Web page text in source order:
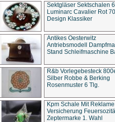
Sektgläser Sektschalen
Luminarc Cavalier Rot
Design Klassiker
Antikes Oesterwitz
Antriebsmodell
Stand Schleifmaschine
R&b Vorlegebesteck
Silber Robbe & Berking
Rosenmuster 6 Tlg.
Kpm Schale Mit Reklame
Versicherung
Zeptermarke 1. Wahl